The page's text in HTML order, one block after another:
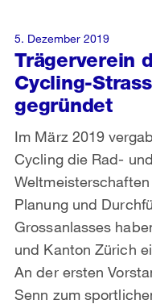
Trägerverein
Cycling-
gegründet
Im März 2019
Cycling die Rad-
Planung und
Grossanlasses
und Kanton Zürich
An der ersten
Senn zum
5. Dezember 2019